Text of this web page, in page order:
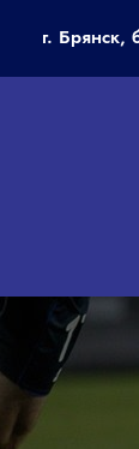
г. Брянск,